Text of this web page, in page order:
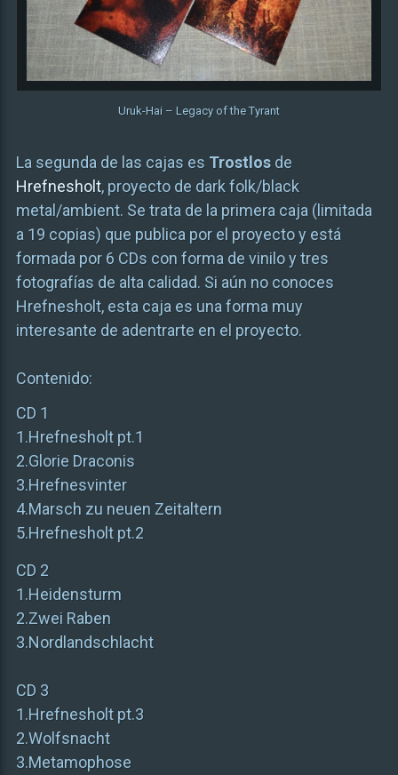
Uruk-Hai – Legacy of the Tyrant
La segunda de las cajas es Trostlosde
Hrefnesholt, proyecto de dark folk/black
metal/ambient. Se trata de la primera caja (limitada
a 19 copias) que publica por el proyecto y está
formada por 6 CDs con forma de vinilo y tres
fotografías de alta calidad. Si aún no conoces
Hrefnesholt, esta caja es una forma muy
interesante de adentrarte en el proyecto.
Contenido:
CD 1
1.Hrefnesholt pt.1
2.Glorie Draconis
3.Hrefnesvinter
4.Marsch zu neuen Zeitaltern
5.Hrefnesholt pt.2
CD 2
1.Heidensturm
2.Zwei Raben
3.Nordlandschlacht
CD 3
1.Hrefnesholt pt.3
2.Wolfsnacht
3.Metamophose